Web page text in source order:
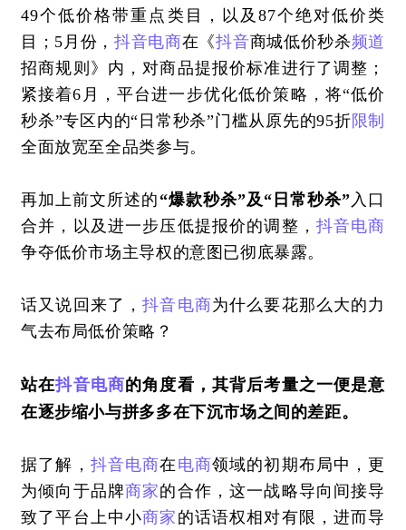
49个低价格带重点类目，以及87个绝对低价类
目；5月份，抖音电商在《抖音商城低价秒杀频道
招商规则》内，对商品提报价标准进行了调整；
紧接着6月，平台进一步优化低价策略，将“低价
秒杀”专区内的“日常秒杀”门槛从原先的95折 限制
全面放宽至全品类参与。
再加上前文所述的 “爆款秒杀”及“日常秒杀”入口
合并，以及进一步压低提报价的调整， 抖音电商
争夺低价市场主导权的意图已彻底暴露。
话又说回来了，抖音电商为什么要花那么大的力
气去布局低价策略？
站在抖音电商的角度看，其背后考量之一便是意
在逐步缩小与拼多多在下沉市场之间的差距。
据了解， 抖音电商在 电商领域的初期布局中，更
为倾向于品牌商家的合作，这一战略导向间接导
致了平台上中小商家 的话语权相对有限，进而导